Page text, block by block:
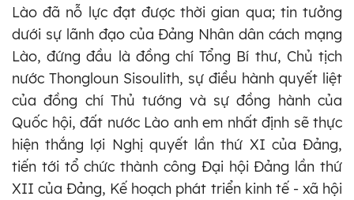
Lào đã nỗ lực đạt được thời gian qua; tin tưởng
dưới sự lãnh đạo của Đảng Nhân dân cách mạng
Lào, đứng đầu là đồng chí Tổng Bí thư, Chủ tịch
nước Thongloun Sisoulith, sự điều hành quyết liệt
của đồng chí Thủ tướng và sự đồng hành của
Quốc hội, đất nước Lào anh em nhất định sẽ thực
hiện thắng lợi Nghị quyết lần thứ XI của Đảng,
tiến tới tổ chức thành công Đại hội Đảng lần thứ
XII của Đảng, Kế hoạch phát triển kinh tế - xã hội